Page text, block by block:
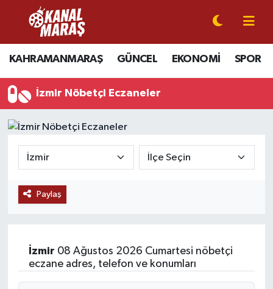
KAHRAMANMARAŞ GÜNCEL EKONOMİ SPOR
İzmir Nöbetçi Eczaneler
Paylaş
İzmir 08 Ağustos 2026 Cumartesi nöbetçi
eczane adres, telefon ve konumları
CANLI YAYIN
KAHRAMANMARAŞ
GÜNCEL
SİYASET
EKONOMİ
MAGAZİN
Kahramanmaraş Nöbetçi Eczaneler
Kahramanmaraş Hava Durumu
Kahramanmaraş Namaz Vakitleri
Süper Lig Puan Durumu ve Fikstür
Tüm Manşetler
Haber Arşivi